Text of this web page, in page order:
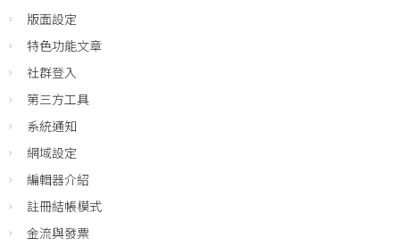
版面設定
特色功能文章
社群登入
第三方工具
系統通知
網域設定
編輯器介紹
註冊結帳模式
金流與發票